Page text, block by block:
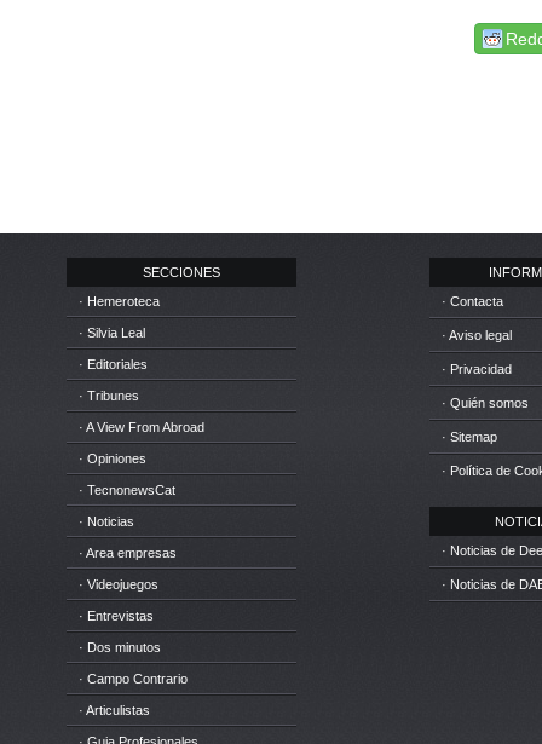
SECCIONES
· Hemeroteca
· Silvia Leal
· Editoriales
· Tribunes
· A View From Abroad
· Opiniones
· TecnonewsCat
· Noticias
· Area empresas
· Videojuegos
· Entrevistas
· Dos minutos
· Campo Contrario
· Articulistas
· Contacta
· Aviso legal
· Privacidad
· Quién somos
· Sitemap
· Política de
· Noticias de
· Noticias de